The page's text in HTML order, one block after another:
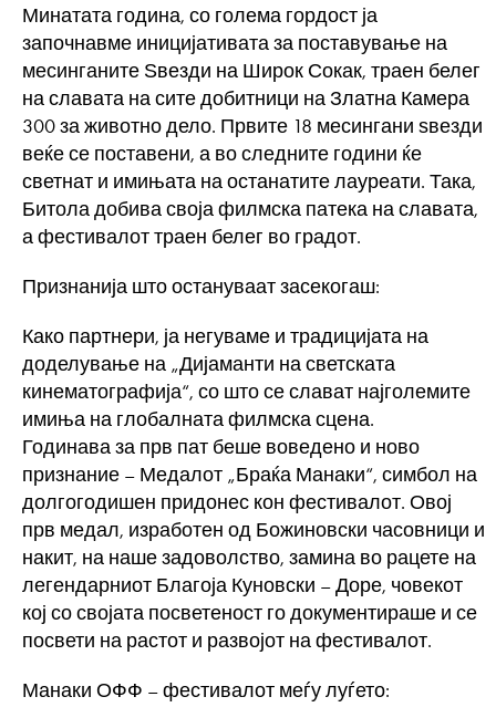
Минатата година, со голема гордост ја
започнавме иницијативата за поставување на
месинганите Ѕвезди на Широк Сокак, траен белег
на славата на сите добитници на Златна Камера
300 за животно дело. Првите 18 месингани ѕвезди
веќе се поставени, а во следните години ќе
светнат и имињата на останатите лауреати. Така,
Битола добива своја филмска патека на славата,
а фестивалот траен белег во градот.
Признанија што остануваат засекогаш:
Како партнери, ја негуваме и традицијата на
доделување на „Дијаманти на светската
кинематографија“, со што се слават најголемите
имиња на глобалната филмска сцена.
Годинава за прв пат беше воведено и ново
признание – Медалот „Браќа Манаки“, симбол на
долгогодишен придонес кон фестивалот. Овој
прв медал, изработен од Божиновски часовници и
накит, на наше задоволство, замина во рацете на
легендарниот Благоја Куновски – Доре, човекот
кој со својата посветеност го документираше и се
посвети на растот и развојот на фестивалот.
Манаки ОФФ – фестивалот меѓу луѓето: